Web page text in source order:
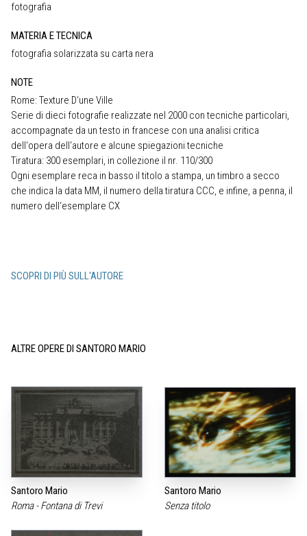
fotografia
MATERIA E TECNICA
fotografia solarizzata su carta nera
NOTE
Rome: Texture D‘une Ville
Serie di dieci fotografie realizzate nel 2000 con tecniche particolari,
accompagnate da un testo in francese con una analisi critica
dell‘opera dell‘autore e alcune spiegazioni tecniche
Tiratura: 300 esemplari, in collezione il nr. 110/300
Ogni esemplare reca in basso il titolo a stampa, un timbro a secco
che indica la data MM, il numero della tiratura CCC, e infine, a penna, il
numero dell‘esemplare CX
SCOPRI DI PIÙ SULL'AUTORE
ALTRE OPERE DI SANTORO MARIO
Santoro Mario
Roma - Fontana di Trevi
Santoro Mario
Senza titolo